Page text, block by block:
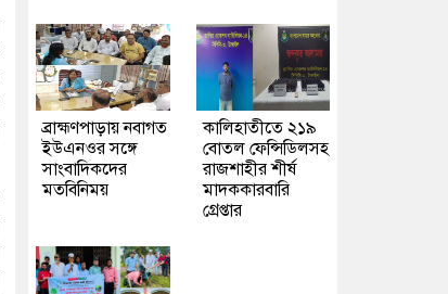
ব্রাহ্মণপাড়ায় নবাগত
ইউএনওর সঙ্গে
সাংবাদিকদের
মতবিনিময়
কালিহাতীতে ২১৯
বোতল ফেন্সিডিলসহ
রাজশাহীর শীর্ষ
মাদককারবারি
গ্রেপ্তার